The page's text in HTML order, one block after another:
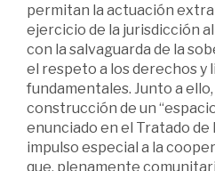
permitan la actuación
ejercicio de la jurisdicción
con la salvaguarda de la
el respeto a los derechos y
fundamentales. Junto a
construcción de un
enunciado en el Tratado
impulso especial a la
que, plenamente